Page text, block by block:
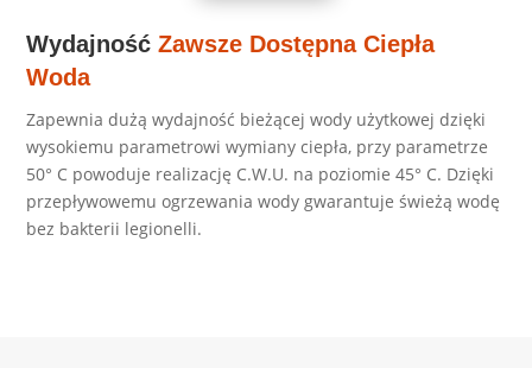
WydajnośćZawsze Dostępna Ciepła
Woda
Zapewnia dużą wydajność bieżącej wody użytkowej dzięki
wysokiemu parametrowi wymiany ciepła, przy parametrze
50° C powoduje realizację C.W.U. na poziomie 45° C. Dzięki
przepływowemu ogrzewania wody gwarantuje świeżą wodę
bez bakterii legionelli.